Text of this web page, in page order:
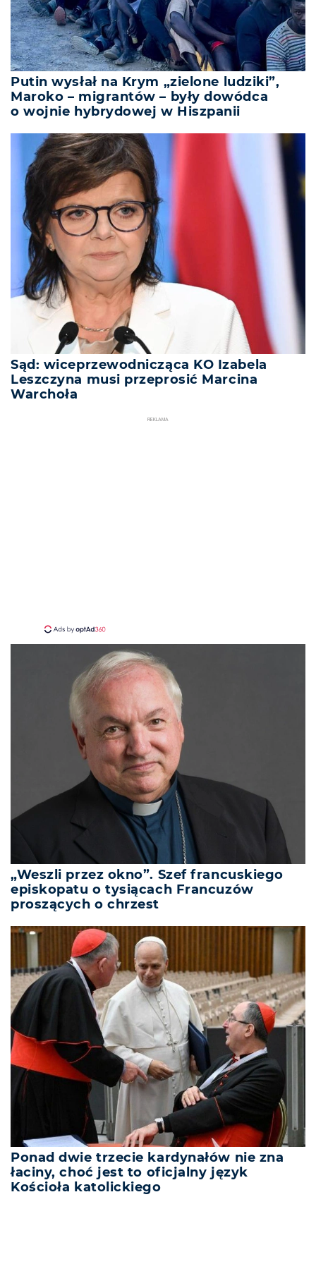
Putin wysłał na Krym „zielone ludziki”,
Maroko – migrantów – były dowódca
o wojnie hybrydowej w Hiszpanii
Sąd: wiceprzewodnicząca KO Izabela
Leszczyna musi przeprosić Marcina
Warchoła
REKLAMA
„Weszli przez okno”. Szef francuskiego
episkopatu o tysiącach Francuzów
proszących o chrzest
Ponad dwie trzecie kardynałów nie zna
łaciny, choć jest to oficjalny język
Kościoła katolickiego